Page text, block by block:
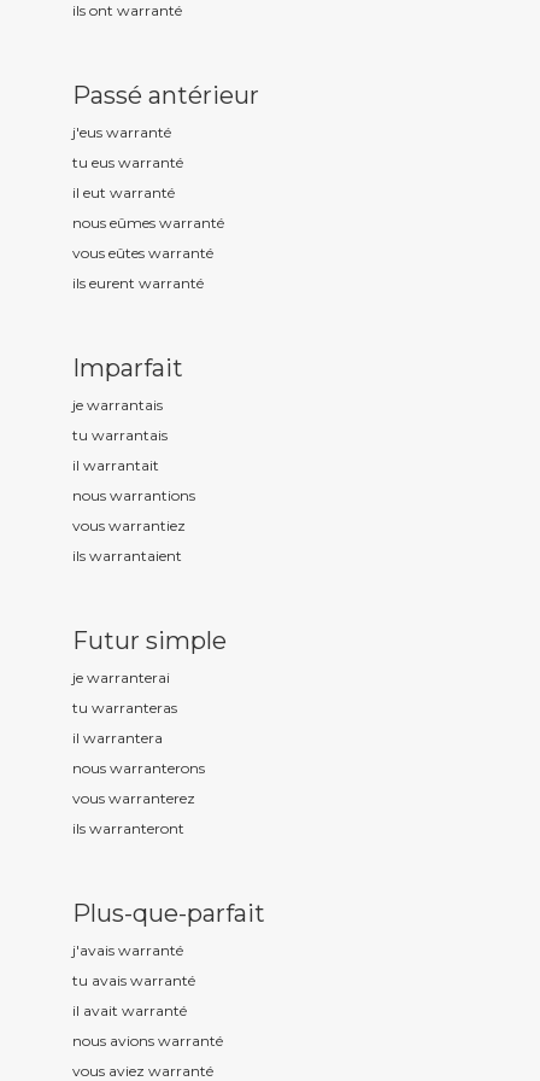
ils ont warranté
Passé antérieur
j'eus warranté
tu eus warranté
il eut warranté
nous eûmes warranté
vous eûtes warranté
ils eurent warranté
Imparfait
je warrantais
tu warrantais
il warrantait
nous warrantions
vous warrantiez
ils warrantaient
Futur simple
je warranterai
tu warranteras
il warrantera
nous warranterons
vous warranterez
ils warranteront
Plus-que-parfait
j'avais warranté
tu avais warranté
il avait warranté
nous avions warranté
vous aviez warranté